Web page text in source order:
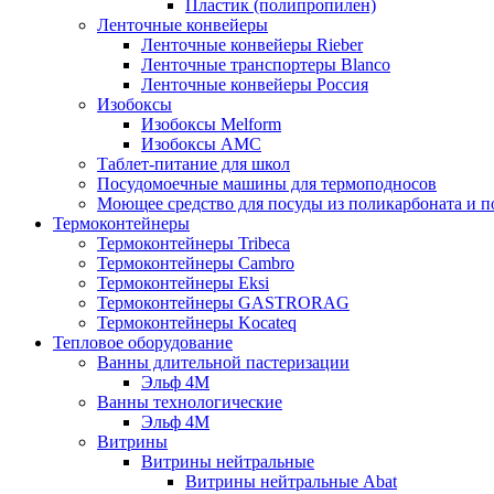
Пластик (полипропилен)
Ленточные конвейеры
Ленточные конвейеры Rieber
Ленточные транспортеры Blanco
Ленточные конвейеры Россия
Изобоксы
Изобоксы Melform
Изобоксы AMC
Таблет-питание для школ
Посудомоечные машины для термоподносов
Моющее средство для посуды из поликарбоната и
Термоконтейнеры
Термоконтейнеры Tribeca
Термоконтейнеры Cambro
Термоконтейнеры Eksi
Термоконтейнеры GASTRORAG
Термоконтейнеры Kocateq
Тепловое оборудование
Ванны длительной пастеризации
Эльф 4М
Ванны технологические
Эльф 4М
Витрины
Витрины нейтральные
Витрины нейтральные Abat